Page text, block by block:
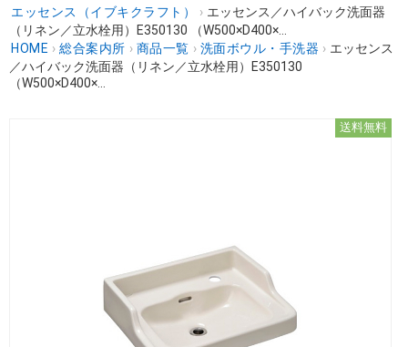
エッセンス（イブキクラフト）
› エッセンス／ハイバック洗面器
（リネン／立水栓用）E350130 （W500×D400×...
HOME › 総合案内所 › 商品一覧 › 洗面ボウル・手洗器 › エッセンス
／ハイバック洗面器（リネン／立水栓用）E350130
（W500×D400×...
送料無料